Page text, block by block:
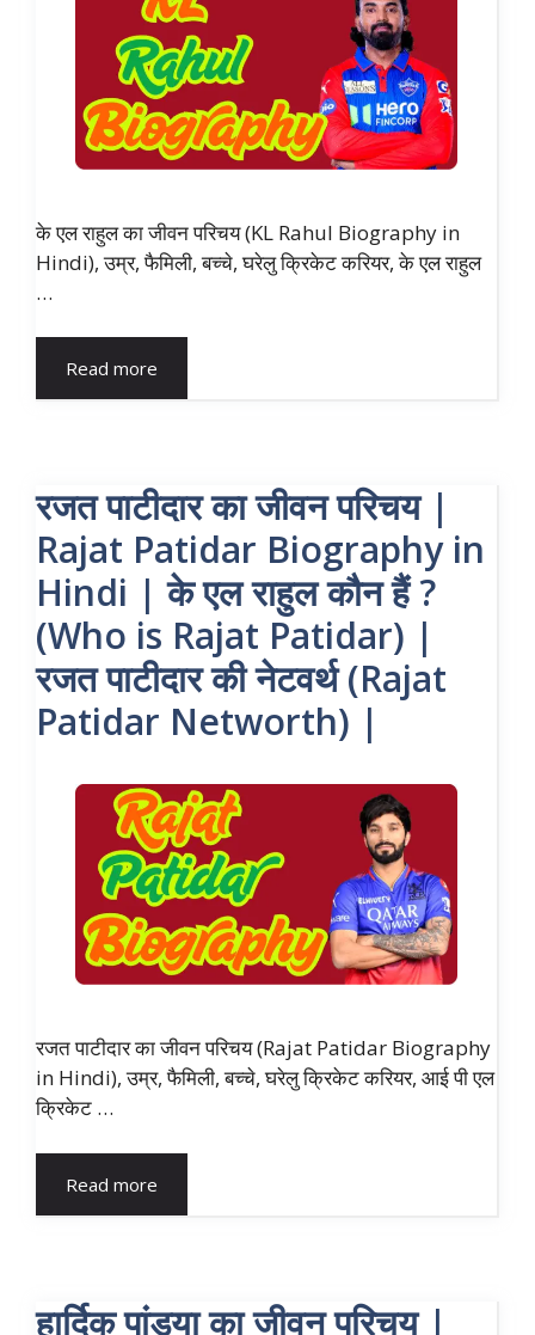
के एल राहुल का जीवन परिचय (KL Rahul Biography in
Hindi), उम्र, फैमिली, बच्चे, घरेलु क्रिकेट करियर, के एल राहुल
…
Read more
रजत पाटीदार का जीवन परिचय |
Rajat Patidar Biography in
Hindi | के एल राहुल कौन हैं ?
(Who is Rajat Patidar) |
रजत पाटीदार की नेटवर्थ (Rajat
Patidar Networth) |
रजत पाटीदार का जीवन परिचय (Rajat Patidar Biography
in Hindi), उम्र, फैमिली, बच्चे, घरेलु क्रिकेट करियर, आई पी एल
क्रिकेट …
Read more
हार्दिक पांड्या का जीवन परिचय |